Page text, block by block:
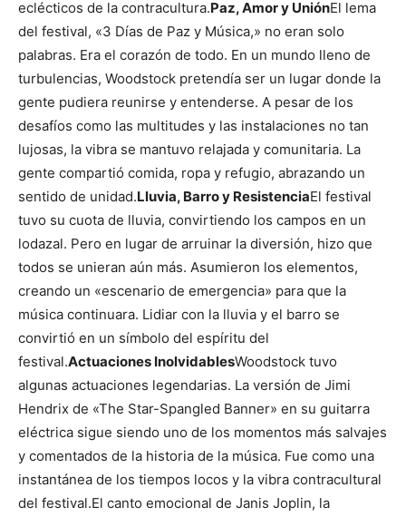
eclécticos de la contracultura.Paz, Amor y UniónEl lema
del festival, «3 Días de Paz y Música,» no eran solo
palabras. Era el corazón de todo. En un mundo lleno de
turbulencias, Woodstock pretendía ser un lugar donde la
gente pudiera reunirse y entenderse. A pesar de los
desafíos como las multitudes y las instalaciones no tan
lujosas, la vibra se mantuvo relajada y comunitaria. La
gente compartió comida, ropa y refugio, abrazando un
sentido de unidad.Lluvia, Barro y ResistenciaEl festival
tuvo su cuota de lluvia, convirtiendo los campos en un
lodazal. Pero en lugar de arruinar la diversión, hizo que
todos se unieran aún más. Asumieron los elementos,
creando un «escenario de emergencia» para que la
música continuara. Lidiar con la lluvia y el barro se
convirtió en un símbolo del espíritu del
festival.Actuaciones InolvidablesWoodstock tuvo
algunas actuaciones legendarias. La versión de Jimi
Hendrix de «The Star-Spangled Banner» en su guitarra
eléctrica sigue siendo uno de los momentos más salvajes
y comentados de la historia de la música. Fue como una
instantánea de los tiempos locos y la vibra contracultural
del festival.El canto emocional de Janis Joplin, la